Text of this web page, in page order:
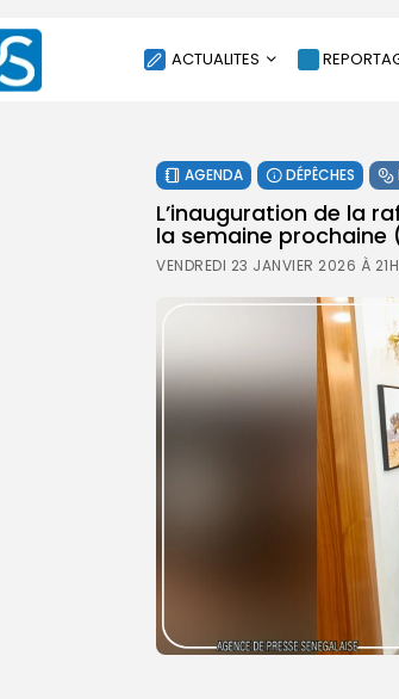
ACTUALITES
SOCIÉTÉ
ÉCONOMIE
CULTURE
INTERNATIONAL
AGENDA
AGENDA DÉPÊCHES
L’inauguration de la
la semaine prochaine
VENDREDI 23 JANVIER 2026 À